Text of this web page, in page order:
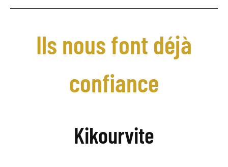
Ils nous font déjà
confiance
Kikourvite